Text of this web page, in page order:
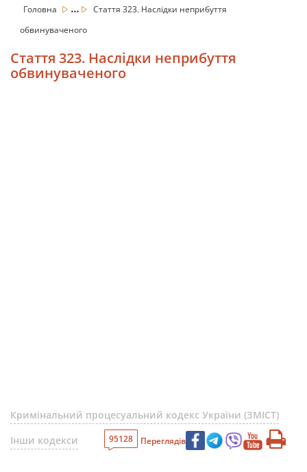
Головна ...
Стаття 323. Наслідки неприбуття
обвинуваченого
Стаття 323. Наслідки неприбуття
обвинуваченого
Кримінальний процесуальний кодекс України (ЗМІСТ)
Інши кодекси
95128 Переглядів